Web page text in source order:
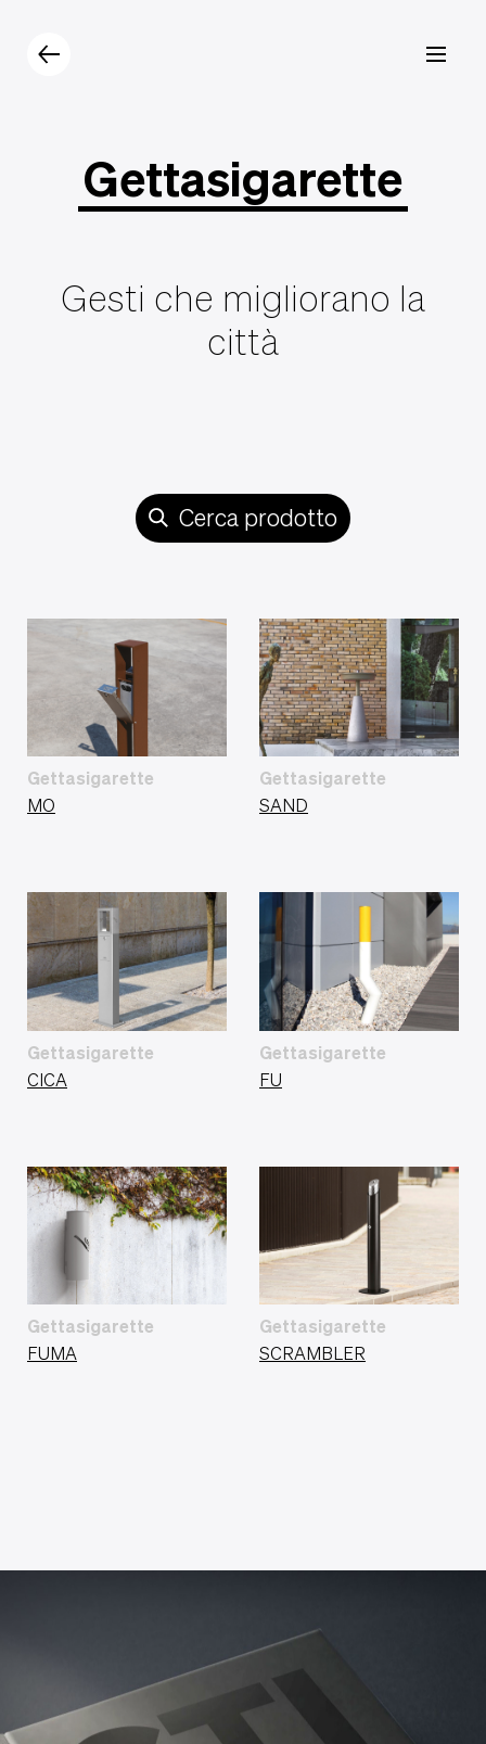
Gettasigarette
Gesti che migliorano la
città
Cerca prodotto
Gettasigarette
MO
Gettasigarette
SAND
Gettasigarette
CICA
Gettasigarette
FU
Gettasigarette
FUMA
Gettasigarette
SCRAMBLER